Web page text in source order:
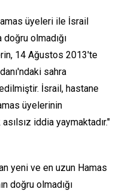
üyeleri ile İsrail
doğru olmadığı
14 Ağustos 2013'te
sahra
İsrail, hastane
üyelerinin
iddia yaymaktadır."
yeni ve en uzun Hamas
doğru olmadığı